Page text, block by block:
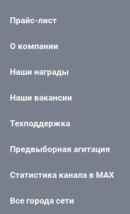
Прайс-лист
О компании
Наши награды
Наши вакансии
Техподдержка
Предвыборная агитация
Статистика канала в MAX
Все города сети